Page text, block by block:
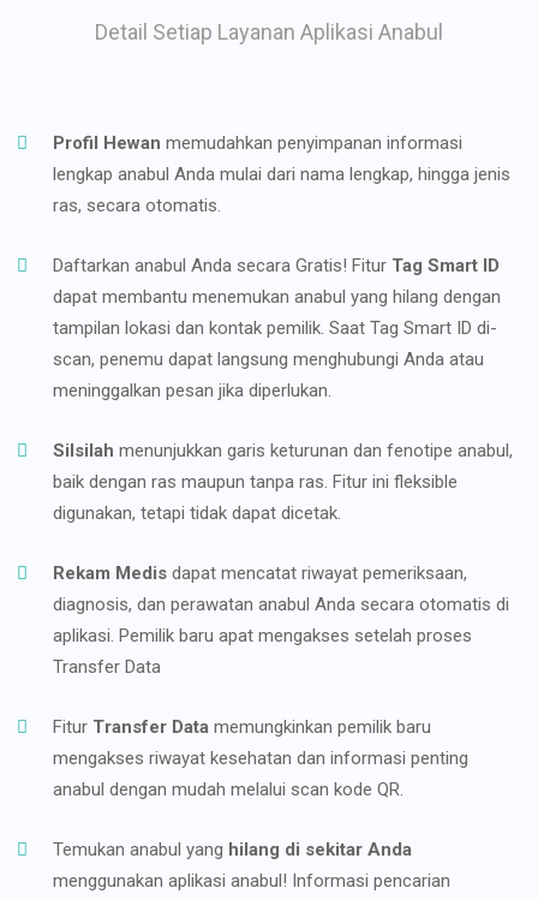
Detail Setiap Layanan Aplikasi Anabul
Profil Hewan memudahkan penyimpanan informasi
lengkap anabul Anda mulai dari nama lengkap, hingga jenis
ras, secara otomatis.
Daftarkan anabul Anda secara Gratis! Fitur Tag Smart ID
dapat membantu menemukan anabul yang hilang dengan
tampilan lokasi dan kontak pemilik. Saat Tag Smart ID di-
scan, penemu dapat langsung menghubungi Anda atau
meninggalkan pesan jika diperlukan.
Silsilah menunjukkan garis keturunan dan fenotipe anabul,
baik dengan ras maupun tanpa ras. Fitur ini fleksible
digunakan, tetapi tidak dapat dicetak.
Rekam Medis dapat mencatat riwayat pemeriksaan,
diagnosis, dan perawatan anabul Anda secara otomatis di
aplikasi. Pemilik baru apat mengakses setelah proses
Transfer Data
Fitur Transfer Data memungkinkan pemilik baru
mengakses riwayat kesehatan dan informasi penting
anabul dengan mudah melalui scan kode QR.
Temukan anabul yang hilang di sekitar Anda
menggunakan aplikasi anabul! Informasi pencarian